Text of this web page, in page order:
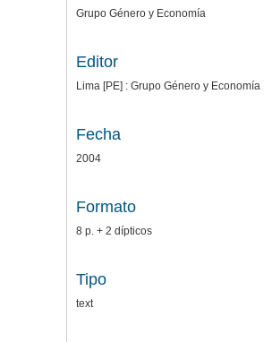
Grupo Género y Economía
Editor
Lima [PE] : Grupo Género y Economía
Fecha
2004
Formato
8 p. + 2 dípticos
Tipo
text